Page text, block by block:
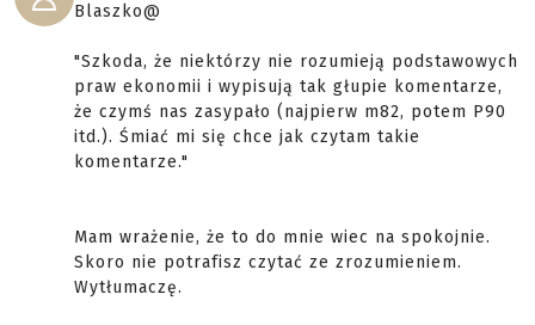
Blaszko@
"Szkoda, że niektórzy nie rozumieją podstawowych
praw ekonomii i wypisują tak głupie komentarze,
że czymś nas zasypało (najpierw m82, potem P90
itd.). Śmiać mi się chce jak czytam takie
komentarze."
Mam wrażenie, że to do mnie wiec na spokojnie.
Skoro nie potrafisz czytać ze zrozumieniem.
Wytłumaczę.